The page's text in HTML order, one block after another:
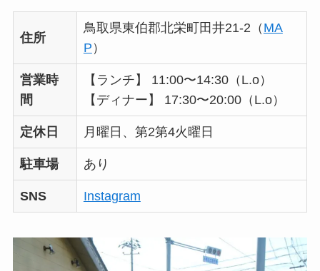
住所
鳥取県東伯郡北栄町田井21-2（ MA
P ）
営業時
間
【ランチ】 11:00〜14:30（L.o）
【ディナー】 17:30〜20:00（L.o）
定休日 月曜日、第2第4火曜日
駐車場 あり
SNS Instagram